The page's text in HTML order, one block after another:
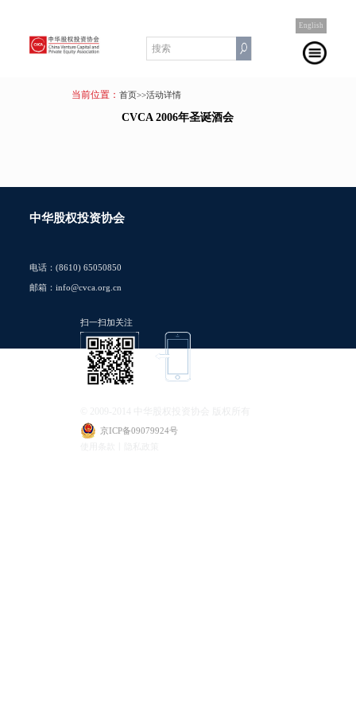
English
当前位置： 首页>>活动详情
CVCA 2006年圣诞酒会
中华股权投资协会
电话：(8610) 65050850
邮箱：info@cvca.org.cn
扫一扫加关注
京ICP备09079924号